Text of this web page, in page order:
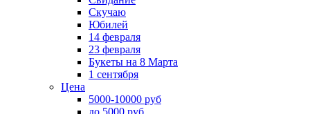
Скучаю
Юбилей
14 февраля
23 февраля
Букеты на 8 Марта
1 сентября
Цена
5000-10000 руб
до 5000 руб